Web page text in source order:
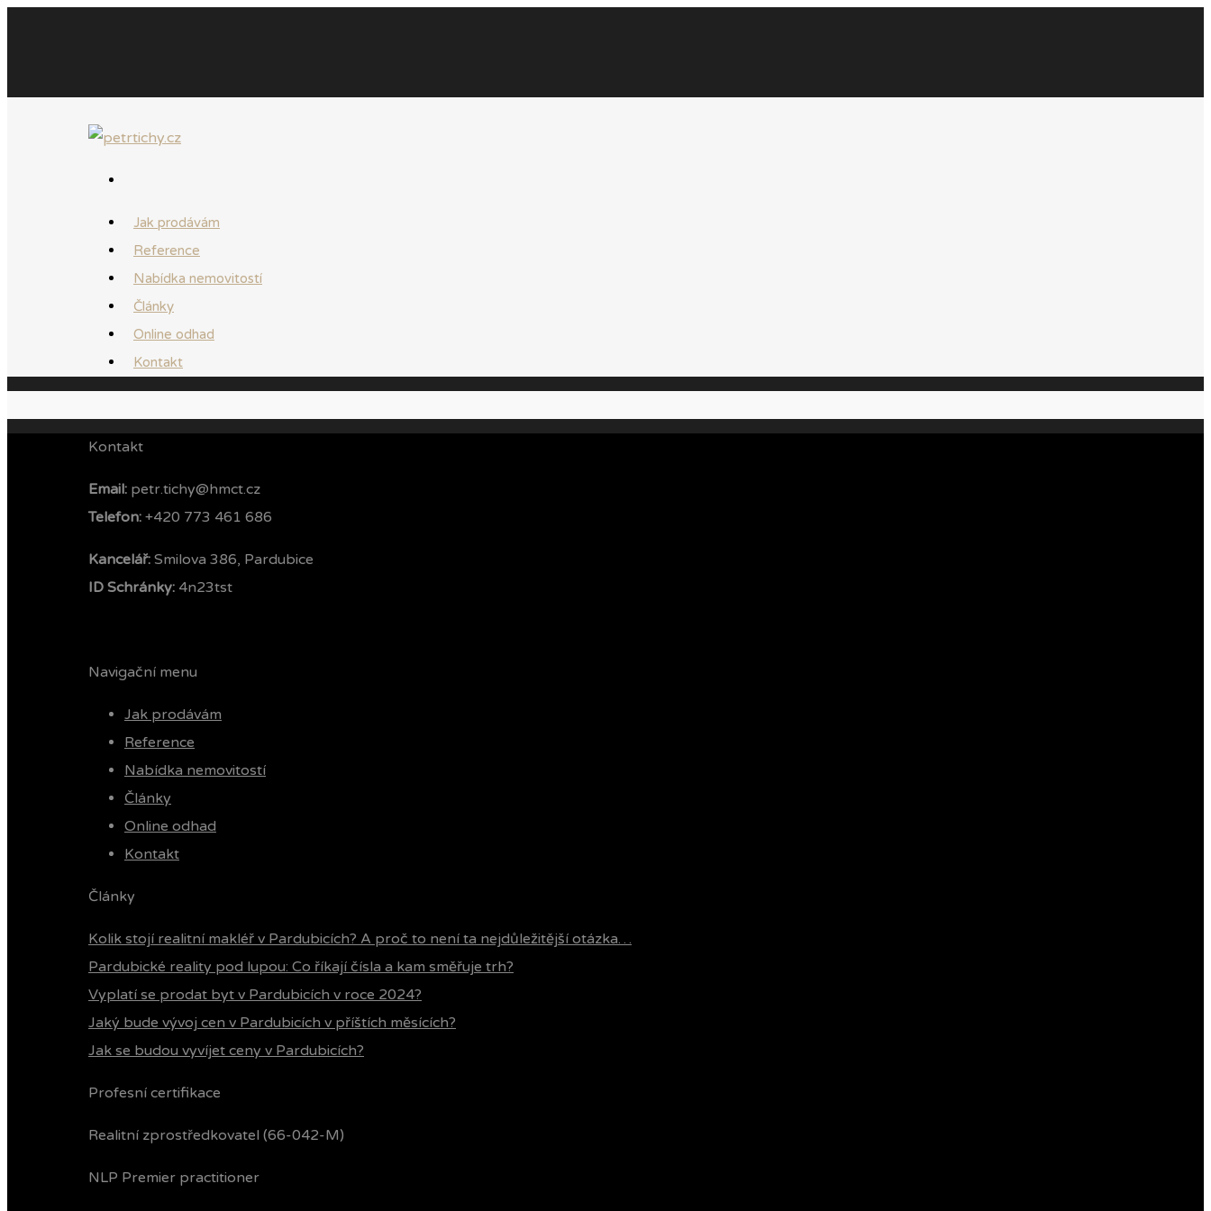
Jak prodávám
Reference
Nabídka nemovitostí
Články
Online odhad
Kontakt
Kontakt
Email: petr.tichy@hmct.cz
Telefon: ‭ +420 773 461 686‬
Kancelář: Smilova 386, Pardubice
ID Schránky: 4n23tst
Navigační menu
Jak prodávám
Reference
Nabídka nemovitostí
Články
Online odhad
Kontakt
Články
Kolik stojí realitní makléř v Pardubicích? A proč to není ta nejdůležitější otázka…
Pardubické reality pod lupou: Co říkají čísla a kam směřuje trh?
Vyplatí se prodat byt v Pardubicích v roce 2024?
Jaký bude vývoj cen v Pardubicích v příštích měsících?
Jak se budou vyvíjet ceny v Pardubicích?
Profesní certifikace
Realitní zprostředkovatel (66-042-M)
NLP Premier practitioner